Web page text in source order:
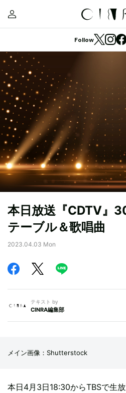
Follow
本日放送『CDTV』
テーブル＆歌唱曲
2023.04.03 Mon
テキスト by
CINRA編集部
メイン画像：Shutterstock
本日4月3日18:30からTBSで生